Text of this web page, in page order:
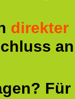
direkter